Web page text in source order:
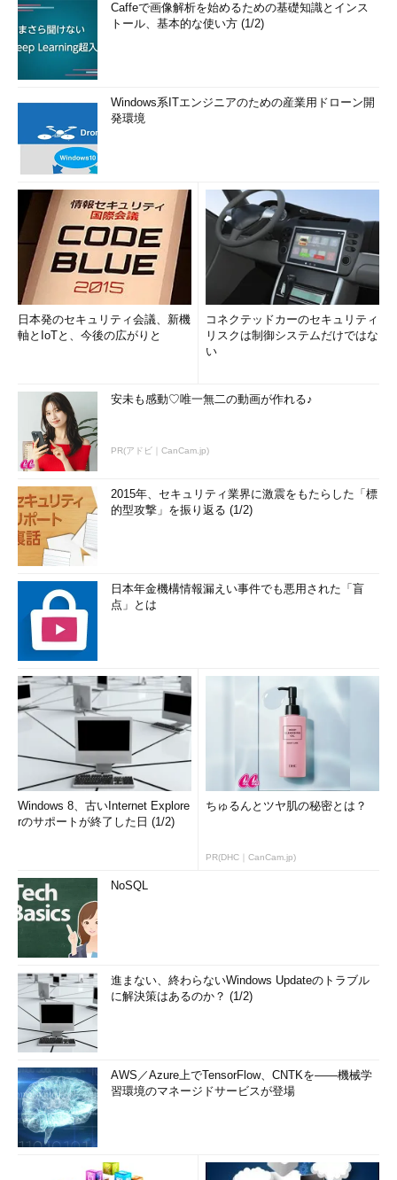
Caffeで画像解析を始めるための基礎知識とインス
トール、基本的な使い方 (1/2)
Windows系ITエンジニアのための産業用ドローン開
発環境
日本発のセキュリティ会議、新機
軸とIoTと、今後の広がりと
コネクテッドカーのセキュリティ
リスクは制御システムだけではな
い
安未も感動♡唯一無二の動画が作れる♪
PR(アドビ｜CanCam.jp)
2015年、セキュリティ業界に激震をもたらした「標
的型攻撃」を振り返る (1/2)
日本年金機構情報漏えい事件でも悪用された「盲
点」とは
Windows 8、古いInternet Explore
rのサポートが終了した日 (1/2)
ちゅるんとツヤ肌の秘密とは？
PR(DHC｜CanCam.jp)
NoSQL
進まない、終わらないWindows Updateのトラブル
に解決策はあるのか？ (1/2)
AWS／Azure上でTensorFlow、CNTKを――機械学
習環境のマネージドサービスが登場